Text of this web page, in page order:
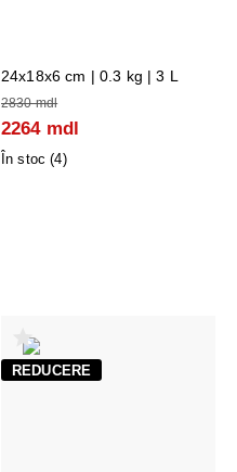
24x18x6 cm | 0.3 kg | 3 L
2830 mdl
2264 mdl
În stoc (4)
REDUCERE